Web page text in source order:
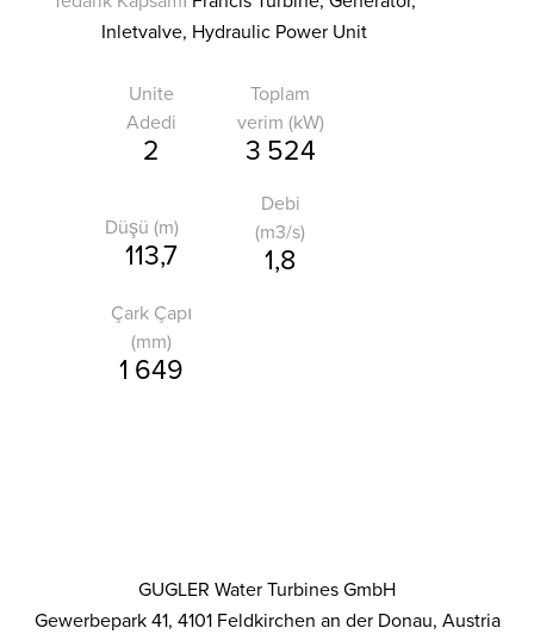
Inletvalve, Hydraulic Power Unit
Unite
Adedi
2
Toplam
verim (kW)
3 524
Düşü (m)
113,7
Debi
(m3/s)
1,8
Çark Çapı
(mm)
1 649
GUGLER Water Turbines GmbH
Gewerbepark 41, 4101 Feldkirchen an der Donau, Austria